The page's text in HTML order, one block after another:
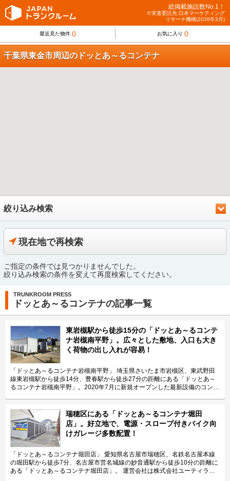
総掲載施設数No.1！
※実査委託先:日本マーケティング
リサーチ機構(2026年3月)
最近見た物件 0 お気に入り 0
千葉県東金市周辺のドッとあ～るコンテナ
絞り込み検索
現在地で再検索
ご指定の条件では見つかりませんでした。
絞り込み検索の条件を変えて再度検索してください。
TRUNKROOM PRESS
ドッとあ～るコンテナの記事一覧
東岩槻駅から徒歩15分の「ドッとあ～るコンテ
ナ岩槻南平野」。広々とした敷地、入口も大き
く荷物の出し入れが容易！
「ドッとあ～るコンテナ岩槻南平野」 埼玉県さいたま市岩槻区、東武野田
線東岩槻駅から徒歩14分、豊春駅から徒歩27分の距離にある「ドッとあ～
るコンテナ岩槻南平野」。2020年7月に新規オープンした最新設備のコンテ
402箇所、16,736室（2020年9月現在）を運営しております。コンテナ管理
戸数は日本第3位の市場シェアを誇っている会社です。 今回は、株式会社ユ
ーティライズが運営している「ドッとあ～るコンテナ岩槻南平野」の特長や
利用用途などをご紹介致します。 「ドッとあ～るコンテナ岩槻南平野」の
特長を教えてください。 大通りの交差点に位置している「ドッとあ～るコ
ンテナ岩槻南平野」。施設内はアスファルトが敷いてあるので車で入りやす
くなっております。 広々とした敷地には、人気のガレージタイプやバイク
コンテナなど1.3帖から8.1帖まで多様なサイズのコンテナが設置されていま
瑞穂区にある「ドッとあ～るコンテナ堀田
店」。好立地で、電源・スロープ付きバイク向
けガレージ多数配置！
「ドッとあ～るコンテナ堀田店」 愛知県名古屋市瑞穂区、名鉄名古屋本線
の堀田駅から徒歩7分、名古屋市営名城線の妙音通駅から徒歩10分の距離に
ある「ドッとあ～るコンテナ堀田店」。 運営会社は株式会社ユーティライ